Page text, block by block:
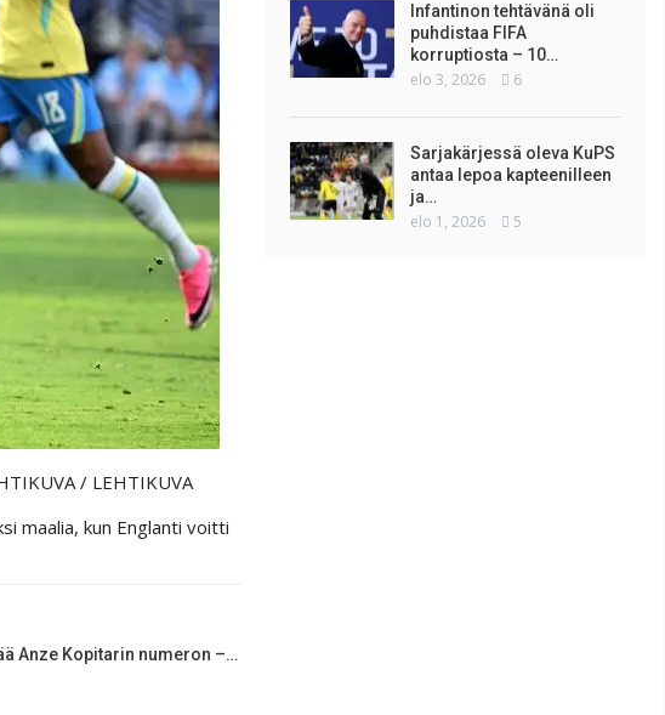
/ LEHTIKUVA
maalia, kun Englanti voitti
Anze Kopitarin numeron –…
Infantinon tehtävänä oli
puhdistaa FIFA
korruptiosta – 10…
elo 3, 2026 6
Sarjakärjessä oleva KuPS
antaa lepoa kapteenilleen
ja…
elo 1, 2026 5